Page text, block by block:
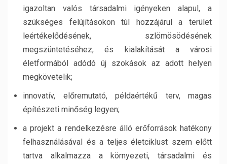
igazoltan valós társadalmi igényeken alapul, a
szükséges felújításokon túl hozzájárul a terület
leértékelődésének, szlömösödésének
megszüntetéséhez, és kialakítását a városi
életformából adódó új szokások az adott helyen
megkövetelik;
innovatív, előremutató, példaértékű terv, magas
építészeti minőség legyen;
a projekt a rendelkezésre álló erőforrások hatékony
felhasználásával és a teljes életciklust szem előtt
tartva alkalmazza a környezeti, társadalmi és